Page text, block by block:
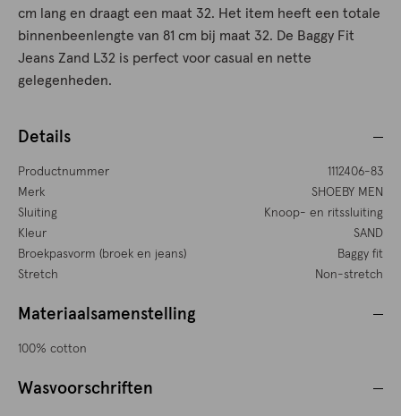
cm lang en draagt een maat 32. Het item heeft een totale
binnenbeenlengte van 81 cm bij maat 32. De Baggy Fit
Jeans Zand L32 is perfect voor casual en nette
gelegenheden.
Details
Productnummer
1112406-83
Merk
SHOEBY MEN
Sluiting
Knoop- en ritssluiting
Kleur
SAND
Broekpasvorm (broek en jeans)
Baggy fit
Stretch
Non-stretch
Materiaalsamenstelling
100% cotton
Wasvoorschriften